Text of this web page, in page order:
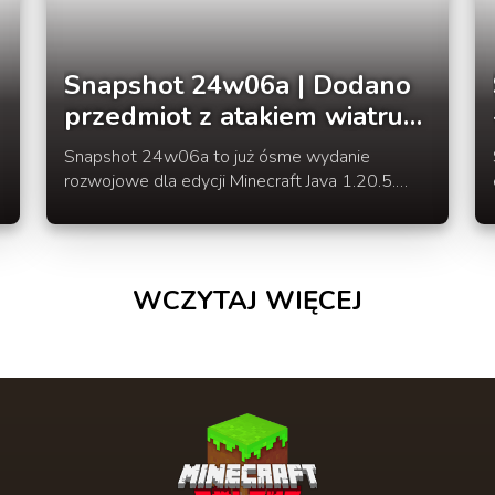
Snapshot 24w06a | Dodano
przedmiot z atakiem wiatru
oraz zmiany u pancernika i
wilka
Snapshot 24w06a to już ósme wydanie
rozwojowe dla edycji Minecraft Java 1.20.5.
oraz pojawiły się zmiany u pancernika i wilka.
WCZYTAJ WIĘCEJ